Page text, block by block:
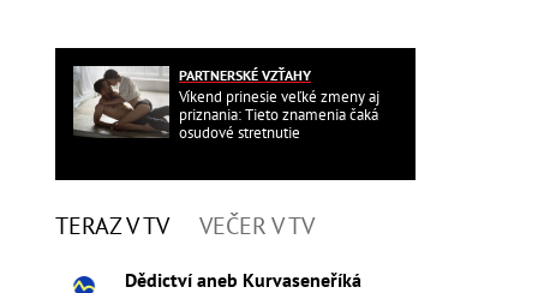
PARTNERSKÉ VZŤAHY
Víkend prinesie veľké zmeny aj
priznania: Tieto znamenia čaká
osudové stretnutie
TERAZ V TV VEČER V TV
Dědictví aneb Kurvaseneříká